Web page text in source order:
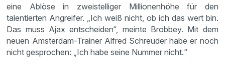
eine Ablöse in zweistelliger Millionenhöhe für den
talentierten Angreifer. „Ich weiß nicht, ob ich das wert bin.
Das muss Ajax entscheiden“, meinte Brobbey. Mit dem
neuen Amsterdam-Trainer Alfred Schreuder habe er noch
nicht gesprochen: „Ich habe seine Nummer nicht.“